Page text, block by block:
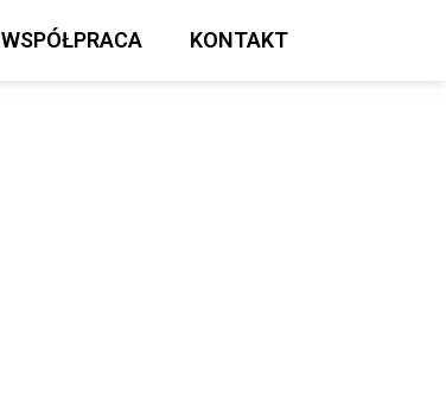
WSPÓŁPRACA KONTAKT